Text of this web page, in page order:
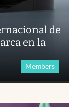
de
en la
Members